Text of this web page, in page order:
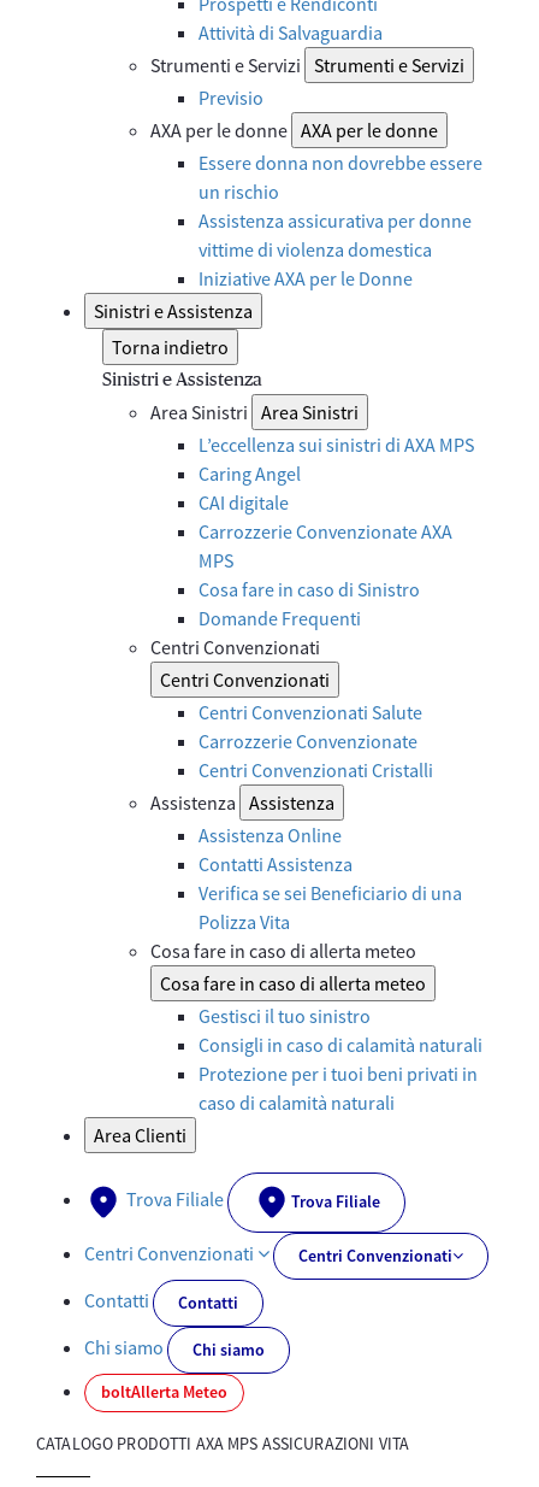
Attività di Salvaguardia
Strumenti e Servizi Strumenti e Servizi
Previsio
AXA per le donne AXA per le donne
Essere donna non dovrebbe essere
un rischio
Assistenza assicurativa per donne
vittime di violenza domestica
Iniziative AXA per le Donne
Sinistri e Assistenza
Torna indietro
Sinistri e Assistenza
Area Sinistri Area Sinistri
L’eccellenza sui sinistri di AXA MPS
Caring Angel
CAI digitale
Carrozzerie Convenzionate AXA
MPS
Cosa fare in caso di Sinistro
Domande Frequenti
Centri Convenzionati
Centri Convenzionati
Centri Convenzionati Salute
Carrozzerie Convenzionate
Centri Convenzionati Cristalli
Assistenza Assistenza
Assistenza Online
Contatti Assistenza
Verifica se sei Beneficiario di una
Polizza Vita
Cosa fare in caso di allerta meteo
Cosa fare in caso di allerta meteo
Gestisci il tuo sinistro
Consigli in caso di calamità naturali
Protezione per i tuoi beni privati in
caso di calamità naturali
Area Clienti
Trova Filiale Trova Filiale
Centri Convenzionati Centri Convenzionati
Contatti Contatti
Chi siamo
Chi siamo
boltAllerta Meteo
CATALOGO PRODOTTI AXA MPS ASSICURAZIONI VITA